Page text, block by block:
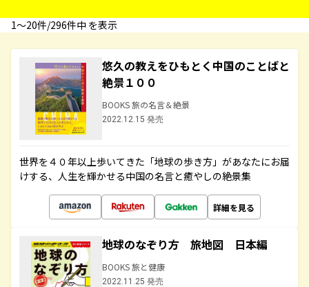
1〜20件/296件中 を表示
悠久の教えをひもとく中国のことばと
絶景１００
BOOKS 旅の名言＆絶景
2022.12.15 発売
世界を４０年以上歩いてきた「地球の歩き方」があなたにお届
けする、人生を輝かせる中国の名言と癒やしの絶景集
詳細を見る
地球のなぞり方 旅地図 日本編
BOOKS 旅と健康
2022.11.25 発売